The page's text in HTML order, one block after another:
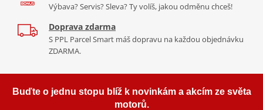
Výbava? Servis? Sleva? Ty volíš, jakou odměnu chceš!
Doprava zdarma
S PPL Parcel Smart máš dopravu na každou objednávku
ZDARMA.
Buďte o jednu stopu blíž k novinkám a akcím ze světa
motorů.